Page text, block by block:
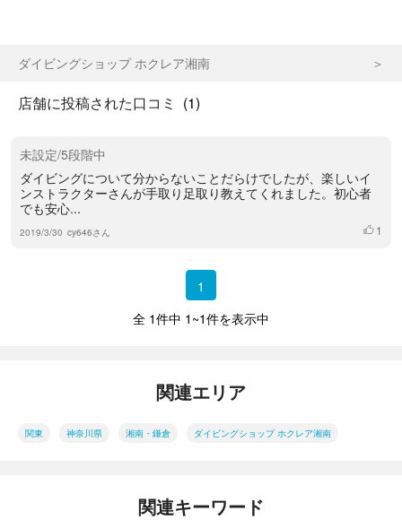
ダイビングショップ ホクレア湘南
店舗に投稿された口コミ (1)
未設定/5段階中
ダイビングについて分からないことだらけでしたが、楽しいイ
ンストラクターさんが手取り足取り教えてくれました。初心者
でも安心...
2019/3/30 cy646さん いいね
1
1
全 1件中 1~1件を表示中
関連エリア
関東 神奈川県 湘南・鎌倉 ダイビングショップ ホクレア湘南
関連キーワード